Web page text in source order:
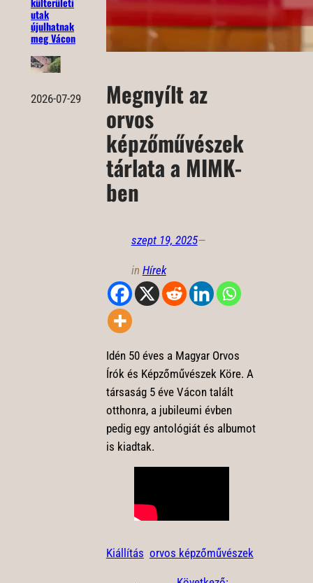
utak
újulhatnak
meg Vácon
2026-07-29 Megnyílt az
orvos
képzőművészek
tárlata a MIMK-
ben
szept 19, 2025—
in Hírek
Idén 50 éves a Magyar Orvos
Írók és Képzőművészek Köre. A
társaság 5 éve Vácon talált
otthonra, a jubileumi évben
pedig egy antológiát és albumot
is kiadtak.
Kiállítás orvos képzőművészek